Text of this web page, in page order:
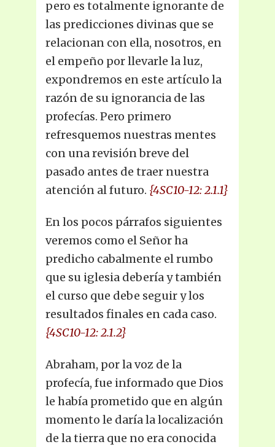
pero es totalmente ignorante de
las predicciones divinas que se
relacionan con ella, nosotros, en
el empeño por llevarle la luz,
expondremos en este artículo la
razón de su ignorancia de las
profecías. Pero primero
refresquemos nuestras mentes
con una revisión breve del
pasado antes de traer nuestra
atención al futuro. {4SC10-12: 2.1.1}
En los pocos párrafos siguientes
veremos como el Señor ha
predicho cabalmente el rumbo
que su iglesia debería y también
el curso que debe seguir y los
resultados finales en cada caso.
{4SC10-12: 2.1.2}
Abraham, por la voz de la
profecía, fue informado que Dios
le había prometido que en algún
momento le daría la localización
de la tierra que no era conocida